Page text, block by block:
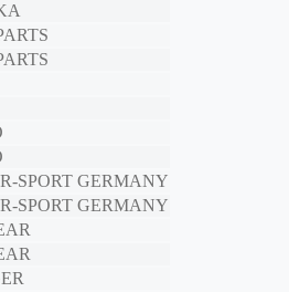
SPORT GERMANY
SPORT GERMANY